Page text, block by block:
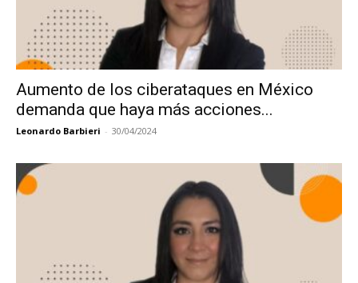
Aumento de los ciberataques en México
demanda que haya más acciones...
Leonardo Barbieri - 30/04/2024